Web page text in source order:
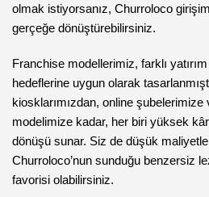
olmak istiyorsanız, Churroloco
gerçeğe dönüştürebilirsiniz.
Franchise modellerimiz, farklı
hedeflerine uygun olarak
kiosklarımızdan, online
modelimize kadar, her biri yüksek
dönüşü sunar. Siz de düşük
Churroloco’nun sunduğu benzersiz
favorisi olabilirsiniz.